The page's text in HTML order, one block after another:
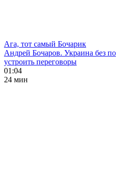
Ага, тот самый Бочарик
Андрей Бочаров. Украина без
устроить переговоры
01:04
24 мин